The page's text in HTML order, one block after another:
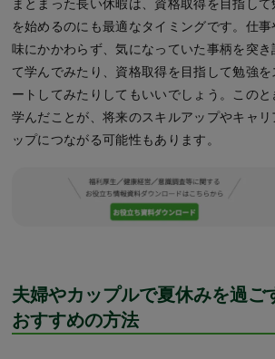
まとまった長い休暇は、資格取得を目指して
を始めるのにも最適なタイミングです。仕事
味にかかわらず、気になっていた事柄を突き
て学んでみたり、資格取得を目指して勉強を
ートしてみたりしてもいいでしょう。このと
学んだことが、将来のスキルアップやキャリ
ップにつながる可能性もあります。
夫婦やカップルで夏休みを過ご
おすすめの方法